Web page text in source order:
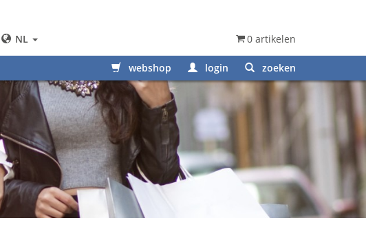
NL 0 artikelen
webshop login zoeken